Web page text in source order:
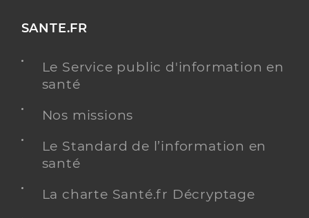
SANTE.FR
Le Service public d'information en
santé
Nos missions
Le Standard de l’information en
santé
La charte Santé.fr Décryptage